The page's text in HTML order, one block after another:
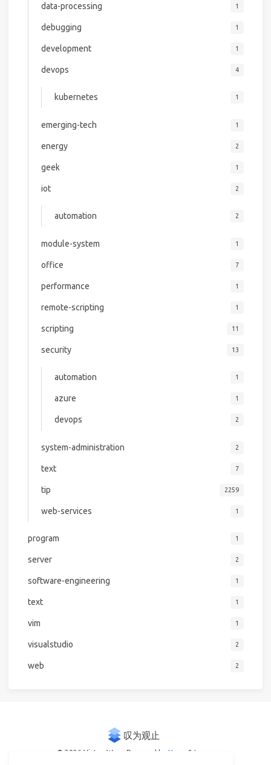
data-processing 1
debugging 1
development 1
devops 4
kubernetes 1
emerging-tech 1
energy 2
geek 1
iot 2
automation 2
module-system 1
office 7
performance 1
remote-scripting 1
scripting 11
security 13
automation 1
azure 1
devops 2
system-administration 2
text 7
tip 2259
web-services 1
program 1
server 2
software-engineering 1
text 1
vim 1
visualstudio 2
web 2
© 2026 Victor Woo Powered by Hexo & Icarus